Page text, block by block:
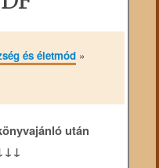
és életmód»
után